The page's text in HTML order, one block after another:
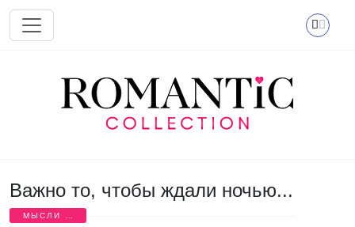
Перейти к основному содержанию
Важно то, чтобы ждали ночью...
МЫСЛИ О